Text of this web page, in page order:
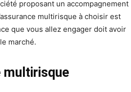
proposant un accompagnement
multirisque à choisir est
que vous allez engager doit avoir
marché.
multirisque